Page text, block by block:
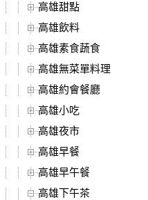
高雄甜點
高雄飲料
高雄素食蔬食
高雄無菜單料理
高雄約會餐廳
高雄小吃
高雄夜市
高雄早餐
高雄早午餐
高雄下午茶